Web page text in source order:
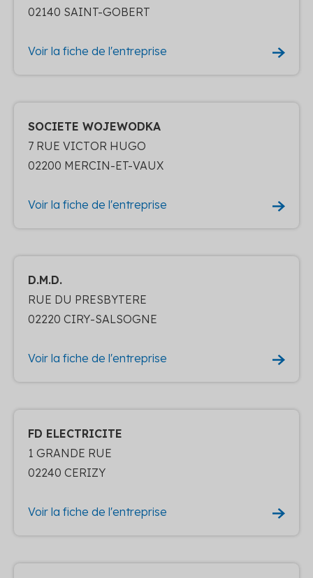
02140 SAINT-GOBERT
Voir la fiche de l'entreprise
SOCIETE WOJEWODKA
7 RUE VICTOR HUGO
02200 MERCIN-ET-VAUX
Voir la fiche de l'entreprise
D.M.D.
RUE DU PRESBYTERE
02220 CIRY-SALSOGNE
Voir la fiche de l'entreprise
FD ELECTRICITE
1 GRANDE RUE
02240 CERIZY
Voir la fiche de l'entreprise